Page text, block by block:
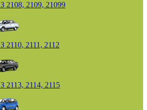
2108, 2109, 21099
2110, 2111, 2112
2113, 2114, 2115